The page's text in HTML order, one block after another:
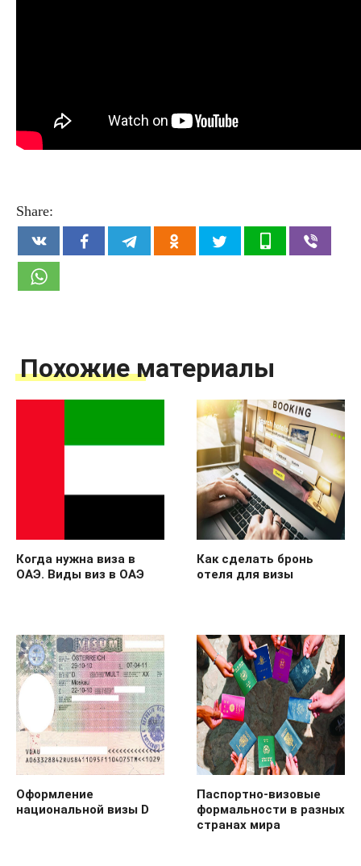
Share:
Похожие материалы
Когда нужна виза в
ОАЭ. Виды виз в ОАЭ
Как сделать бронь
отеля для визы
Оформление
национальной визы D
Паспортно-визовые
формальности в разных
странах мира